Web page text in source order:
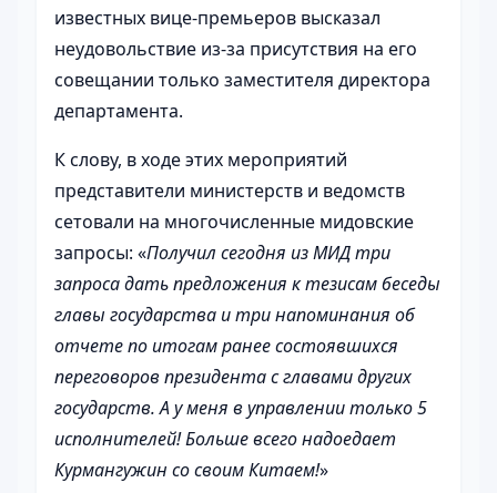
известных вице-премьеров высказал
неудовольствие из-за присутствия на его
совещании только заместителя директора
департамента.
К слову, в ходе этих мероприятий
представители министерств и ведомств
сетовали на многочисленные мидовские
запросы: «Получил сегодня из МИД три
запроса дать предложения к тезисам беседы
главы государства и три напоминания об
отчете по итогам ранее состоявшихся
переговоров президента с главами других
государств. А у меня в управлении только 5
исполнителей! Больше всего надоедает
Курмангужин со своим Китаем!»